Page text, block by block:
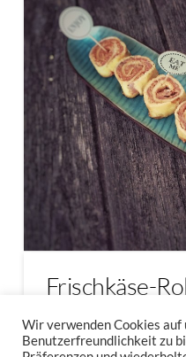
Frischkäse-
Ganz schnell, voller
Wir verwenden Cookies
Benutzerfreundlichkeit zu